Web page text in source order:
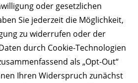
oder gesetzlichen
Sie jederzeit die Möglichkeit,
zu widerrufen oder der
durch Cookie-Technologien
als „Opt-Out“
Ihren Widerspruch zunächst